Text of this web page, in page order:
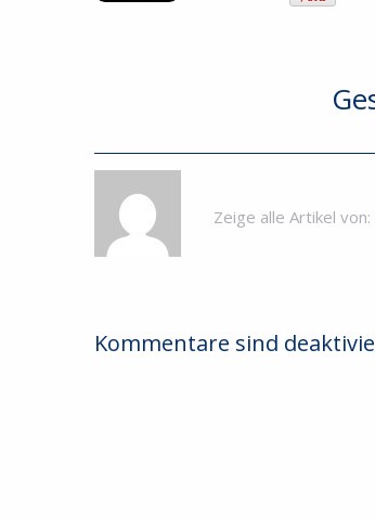
Zeige alle Artikel von:
Kommentare sind